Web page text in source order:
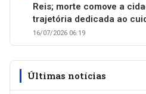
Reis; morte comove a
trajetória dedicada ao
16/07/2026 06:19
Últimas notícias